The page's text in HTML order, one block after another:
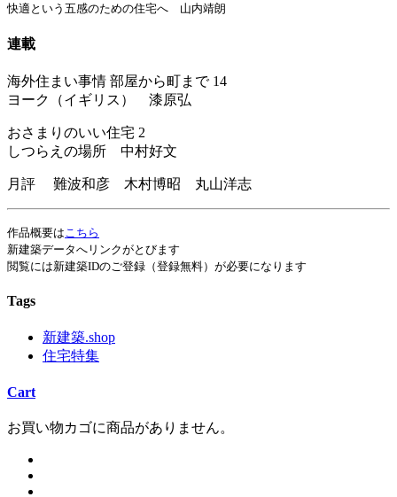
快適という五感のための住宅へ 山内靖朗
連載
海外住まい事情 部屋から町まで 14
ヨーク（イギリス） 漆原弘
おさまりのいい住宅 2
しつらえの場所 中村好文
月評 難波和彦 木村博昭 丸山洋志
作品概要はこちら
新建築データへリンクがとびます
閲覧には新建築IDのご登録（登録無料）が必要になります
Tags
新建築.shop
住宅特集
Cart
お買い物カゴに商品がありません。